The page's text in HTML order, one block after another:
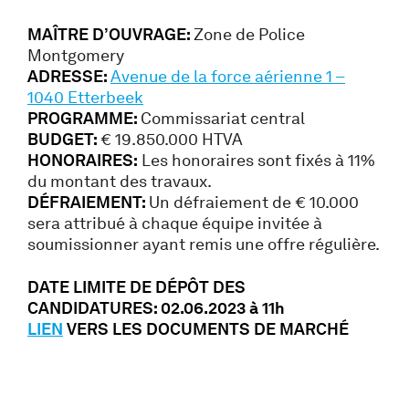
MAÎTRE D’OUVRAGE:Zone de Police
Montgomery
ADRESSE:Avenue de la force aérienne 1 –
1040 Etterbeek
PROGRAMME: Commissariat central
BUDGET:€ 19.850.000 HTVA
HONORAIRES: Les honoraires sont fixés à 11%
du montant des travaux.
DÉFRAIEMENT: Un défraiement de € 10.000
sera attribué à chaque équipe invitée à
soumissionner ayant remis une offre régulière.
DATE LIMITE DE DÉPÔT DES
CANDIDATURES: 02.06.2023 à 11h
LIEN VERS LES DOCUMENTS DE MARCHÉ